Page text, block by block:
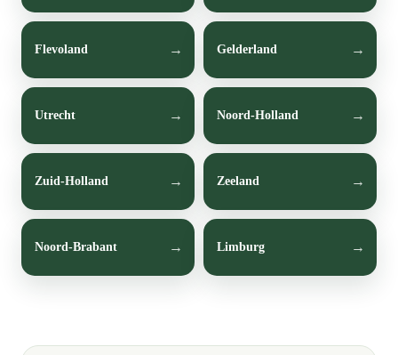
Flevoland Gelderland
Utrecht Noord-Holland
Zuid-Holland Zeeland
Noord-Brabant Limburg